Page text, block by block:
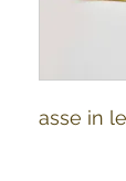
asse in